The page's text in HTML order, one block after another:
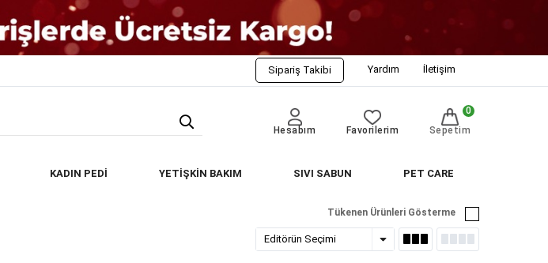
Sipariş Takibi Yardım İletişim
Hesabım Favorilerim Sepetim
0
KADIN PEDİ YETİŞKİN BAKIM SIVI SABUN PET CARE
Tükenen Ürünleri Gösterme